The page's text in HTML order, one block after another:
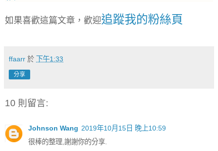
如果喜歡這篇文章，歡迎追蹤我的粉絲頁
ffaarr 於 下午1:33
分享
10 則留言:
Johnson Wang 2019年10月15日 晚上10:59
很棒的整理,謝謝你的分享.